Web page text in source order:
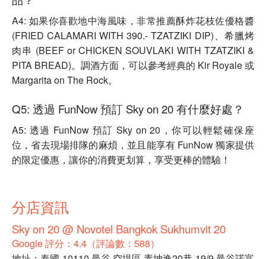
A4: 如果你喜歡地中海風味，非常推薦酥炸花枝佐優格醬
(FRIED CALAMARI WITH 390.- TZATZIKI DIP)、希臘烤
肉串 (BEEF or CHICKEN SOUVLAKI WITH TZATZIKI &
PITA BREAD)。調酒方面，可以參考經典的 Kir Royale 或
Margarita on The Rock。
Q5: 透過 FunNow 預訂 Sky on 20 有什麼好處？
A5: 透過 FunNow 預訂 Sky on 20，你可以輕鬆確保座
位，省去現場排隊的麻煩，並且能享有 FunNow 獨家提供
的限定優惠，讓你的消費更划算，享受更棒的體驗！
分店資訊
Sky on 20 @ Novotel Bangkok Sukhumvit 20
Google 評分：4.4（評論數：588）